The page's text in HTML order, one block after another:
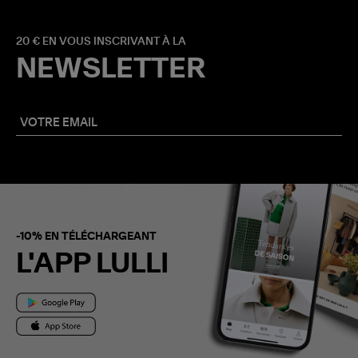
20 € EN VOUS INSCRIVANT À LA
NEWSLETTER
-10% EN TÉLÉCHARGEANT
L'APP LULLI